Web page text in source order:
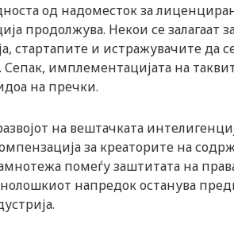
од надоместок за
продолжува. Некои се залагаат
стартапите и истражувачите да
имплементацијата на
на пречки.
на вештачката
за креаторите на
помеѓу заштитата на
напредок останува